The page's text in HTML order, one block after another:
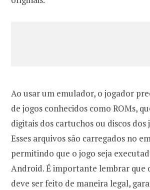
Ao usar um emulador, o jogador
de jogos conhecidos como ROMs,
digitais dos cartuchos ou discos dos
Esses arquivos são carregados no
permitindo que o jogo seja
Android. É importante lembrar que
deve ser feito de maneira legal,